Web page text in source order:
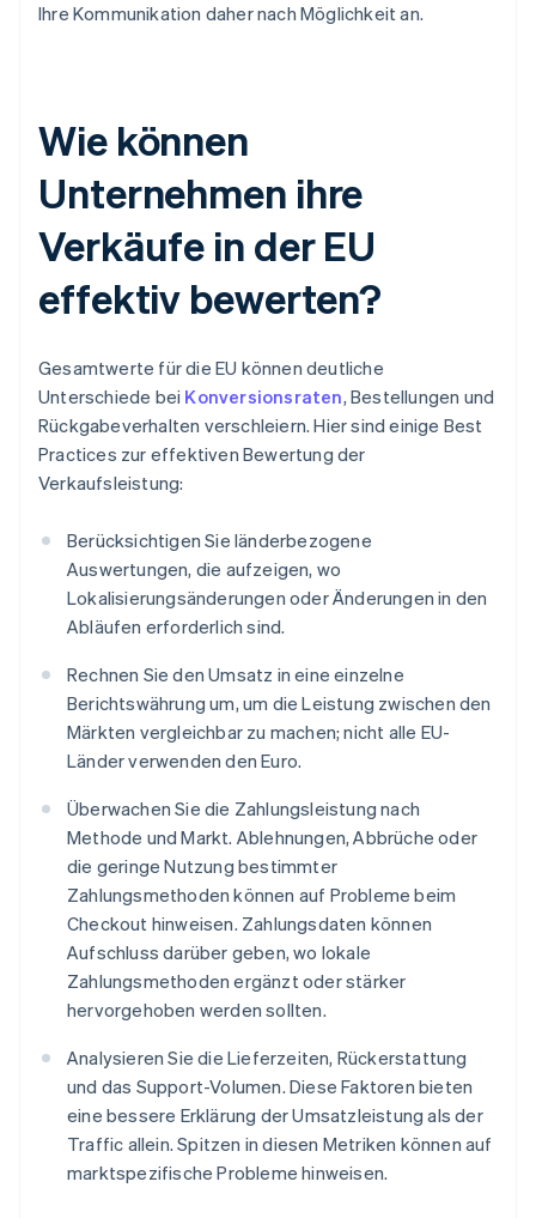
Ihre Kommunikation daher nach Möglichkeit an.
Wie können
Unternehmen ihre
Verkäufe in der EU
effektiv bewerten?
Gesamtwerte für die EU können deutliche
Unterschiede bei Konversionsraten, Bestellungen und
Rückgabeverhalten verschleiern. Hier sind einige Best
Practices zur effektiven Bewertung der
Verkaufsleistung:
Berücksichtigen Sie länderbezogene
Auswertungen, die aufzeigen, wo
Lokalisierungsänderungen oder Änderungen in den
Abläufen erforderlich sind.
Rechnen Sie den Umsatz in eine einzelne
Berichtswährung um, um die Leistung zwischen den
Märkten vergleichbar zu machen; nicht alle EU-
Länder verwenden den Euro.
Überwachen Sie die Zahlungsleistung nach
Methode und Markt. Ablehnungen, Abbrüche oder
die geringe Nutzung bestimmter
Zahlungsmethoden können auf Probleme beim
Checkout hinweisen. Zahlungsdaten können
Aufschluss darüber geben, wo lokale
Zahlungsmethoden ergänzt oder stärker
hervorgehoben werden sollten.
Analysieren Sie die Lieferzeiten, Rückerstattung
und das Support-Volumen. Diese Faktoren bieten
eine bessere Erklärung der Umsatzleistung als der
Traffic allein. Spitzen in diesen Metriken können auf
marktspezifische Probleme hinweisen.